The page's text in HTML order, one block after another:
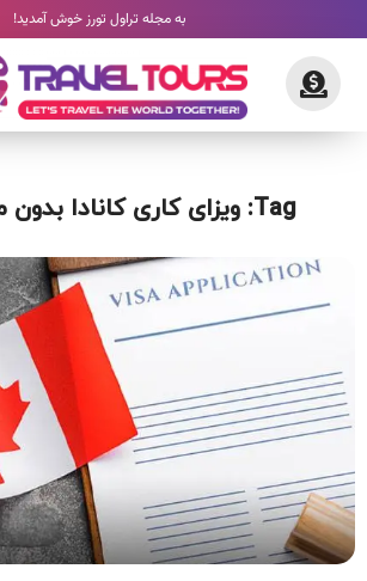
به مجله تراول تورز خوش آمدید!
Tag: ویزای کاری کانادا بدون مدرک زبان